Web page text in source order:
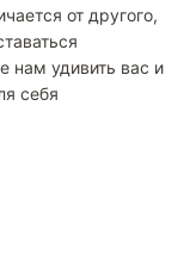
от другого,
нам удивить вас и
себя